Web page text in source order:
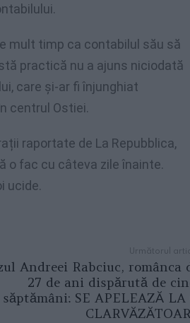
mult timp ca contabilul său să
practică nu a ajuns niciodată
care și-ar fi înjunghiat
centrul Ostiei.
raportate de La Repubblica,
o fac cu câteva zile înainte.
ucide.
Următorul
Andreei Rabciuc, românca
27 de ani dispărută de
săptămâni: SE APELEAZĂ LA